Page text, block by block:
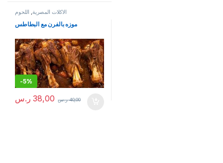
الاكلات المصرية اللحوم
موزه بالفرن مع البطاطس
-5%
38,00 ر.س 40,00 ر.س